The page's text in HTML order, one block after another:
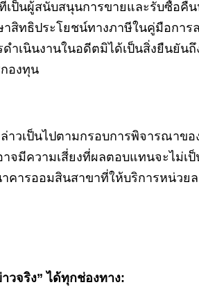
ป็นผู้สนับสนุนการขายและรับซื้อคื
สิทธิประโยชน์ทางภาษีในคู่มือกา
ำเนินงานในอดีตมิได้เป็นสิ่งยืนยัน
องทุน
าวเป็นไปตามกรอบการพิจารณาข
จมีความเสี่ยงที่ผลตอบแทนจะไม่
คารออมสินสาขาที่ให้บริการหน่วย
วจริง” ได้ทุกช่องทาง: